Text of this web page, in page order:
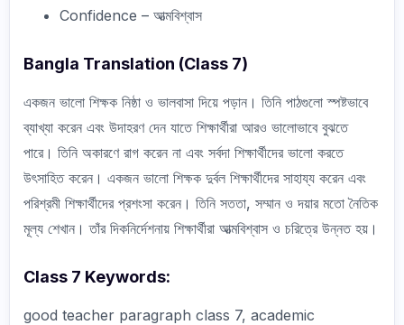
Confidence – আত্মবিশ্বাস
Bangla Translation (Class 7)
একজন ভালো শিক্ষক নিষ্ঠা ও ভালবাসা দিয়ে পড়ান। তিনি পাঠগুলো স্পষ্টভাবে
ব্যাখ্যা করেন এবং উদাহরণ দেন যাতে শিক্ষার্থীরা আরও ভালোভাবে বুঝতে
পারে। তিনি অকারণে রাগ করেন না এবং সর্বদা শিক্ষার্থীদের ভালো করতে
উৎসাহিত করেন। একজন ভালো শিক্ষক দুর্বল শিক্ষার্থীদের সাহায্য করেন এবং
পরিশ্রমী শিক্ষার্থীদের প্রশংসা করেন। তিনি সততা, সম্মান ও দয়ার মতো নৈতিক
মূল্য শেখান। তাঁর দিকনির্দেশনায় শিক্ষার্থীরা আত্মবিশ্বাস ও চরিত্রে উন্নত হয়।
Class 7 Keywords:
good teacher paragraph class 7, academic